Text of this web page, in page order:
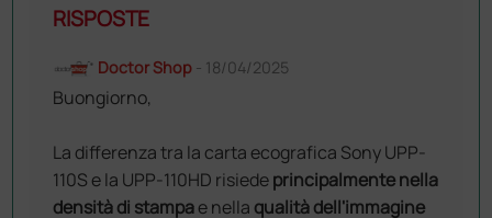
RISPOSTE
Doctor Shop- 18/04/2025
Buongiorno,
La differenza tra la carta ecografica Sony UPP-
110S e la UPP-110HD risiedeprincipalmente nella
densità di stampae nella qualità dell'immagine